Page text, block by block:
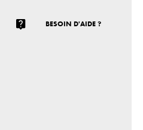
BESOIN D'AIDE ?